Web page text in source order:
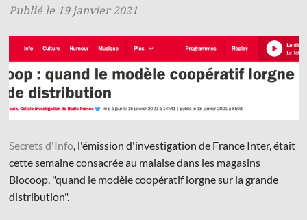
À propos
Connexion Inscription
Publié le 19 janvier 2021
Secrets d'Info, l'émission d'investigation de France Inter, était
cette semaine consacrée au malaise dans les magasins
Biocoop, "quand le modèle coopératif lorgne sur la grande
distribution".